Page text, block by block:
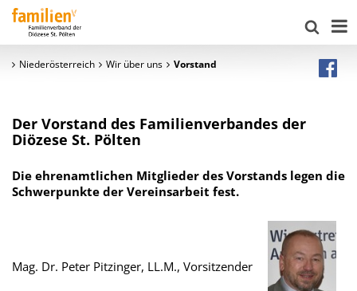
Niederösterreich Wir über uns Vorstand
Der Vorstand des Familienverbandes der
Diözese St. Pölten
Die ehrenamtlichen Mitglieder des Vorstands legen die
Schwerpunkte der Vereinsarbeit fest.
Mag. Dr. Peter Pitzinger, LL.M., Vorsitzender